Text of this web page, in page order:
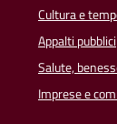
Cultura e
Appalti pubblici
Salute,
Imprese e